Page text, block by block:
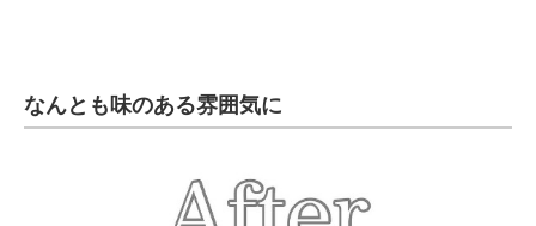
なんとも味のある雰囲気に